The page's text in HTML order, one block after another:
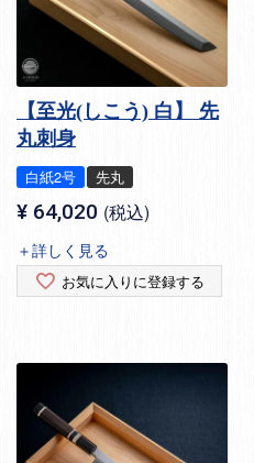
【至光(しこう) 白】 先
丸刺身
白紙2号 先丸
¥ 64,020 税込
＋詳しく見る
お気に入りに登録する